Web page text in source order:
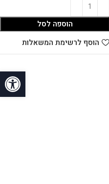
פתח
הוספה לסל
הוסף לרשימת המשאלות